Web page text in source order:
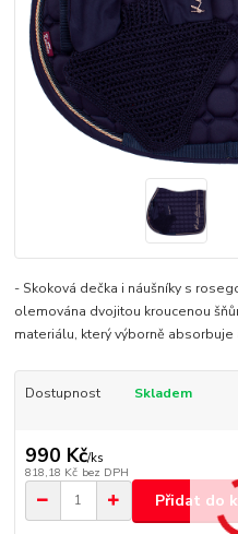
- Skoková dečka i náušníky s
olemována dvojitou kroucenou
materiálu, který výborně
Dostupnost Skladem
990 Kč/ks
818,18 Kč bez DPH
Přidat do